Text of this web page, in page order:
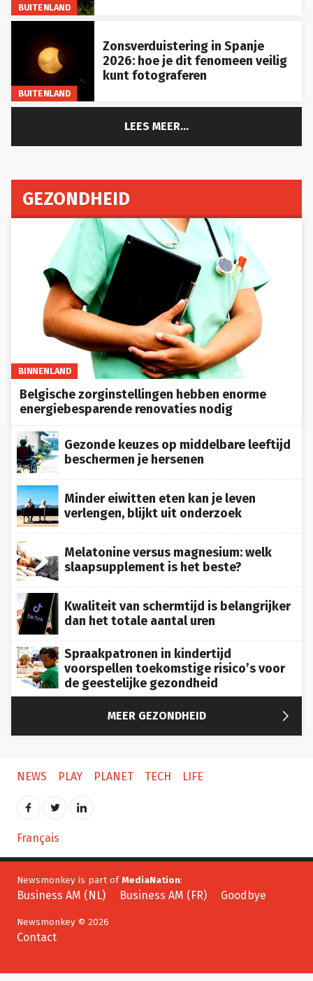
BUITENLAND
BUITENLAND
Zonsverduistering in Spanje
2026: hoe je dit fenomeen veilig
kunt fotograferen
LEES MEER...
GEZONDHEID
BINNENLAND
Belgische zorginstellingen hebben enorme
energiebesparende renovaties nodig
Gezonde keuzes op middelbare leeftijd
beschermen je hersenen
Minder eiwitten eten kan je leven
verlengen, blijkt uit onderzoek
Melatonine versus magnesium: welk
slaapsupplement is het beste?
Kwaliteit van schermtijd is belangrijker
dan het totale aantal uren
Spraakpatronen in kindertijd
voorspellen toekomstige risico’s voor
de geestelijke gezondheid
MEER GEZONDHEID 
NEWS PLAY PLANET TECH LIFE
Français
Newsmonkey is part ofMediaNation:
Business AM (NL) Business AM (FR) Goodbye
Newsmonkey © 2026
Contact